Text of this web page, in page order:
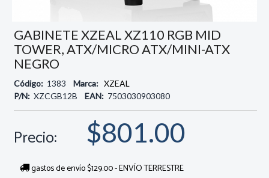
GABINETE XZEAL XZ110 RGB MID
TOWER, ATX/MICRO ATX/MINI-ATX
NEGRO
Código: 1383 Marca: XZEAL
P/N: XZCGB12B EAN: 7503030903080
Precio: $801.00
gastos de envío $129.00 - ENVÍO TERRESTRE